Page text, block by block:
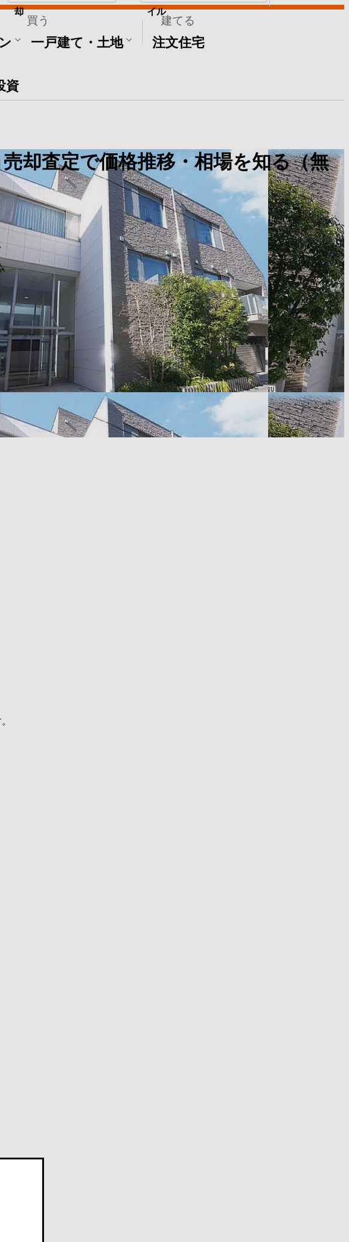
買う
一戸建て・土地
建てる
注文住宅
その他
資
却 イル
却査定で価格推移・相場を知る（無